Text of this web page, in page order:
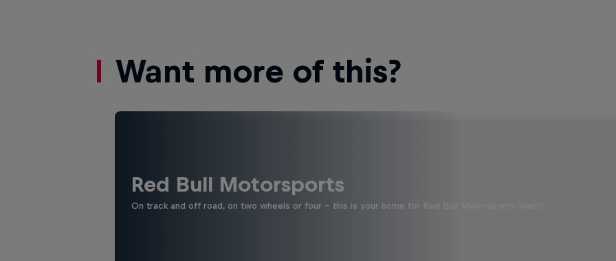
Want more of this?
Red Bull Motorsports
On track and off road, on two wheels or four - this is your home for Red Bull Motorsports. Watch …